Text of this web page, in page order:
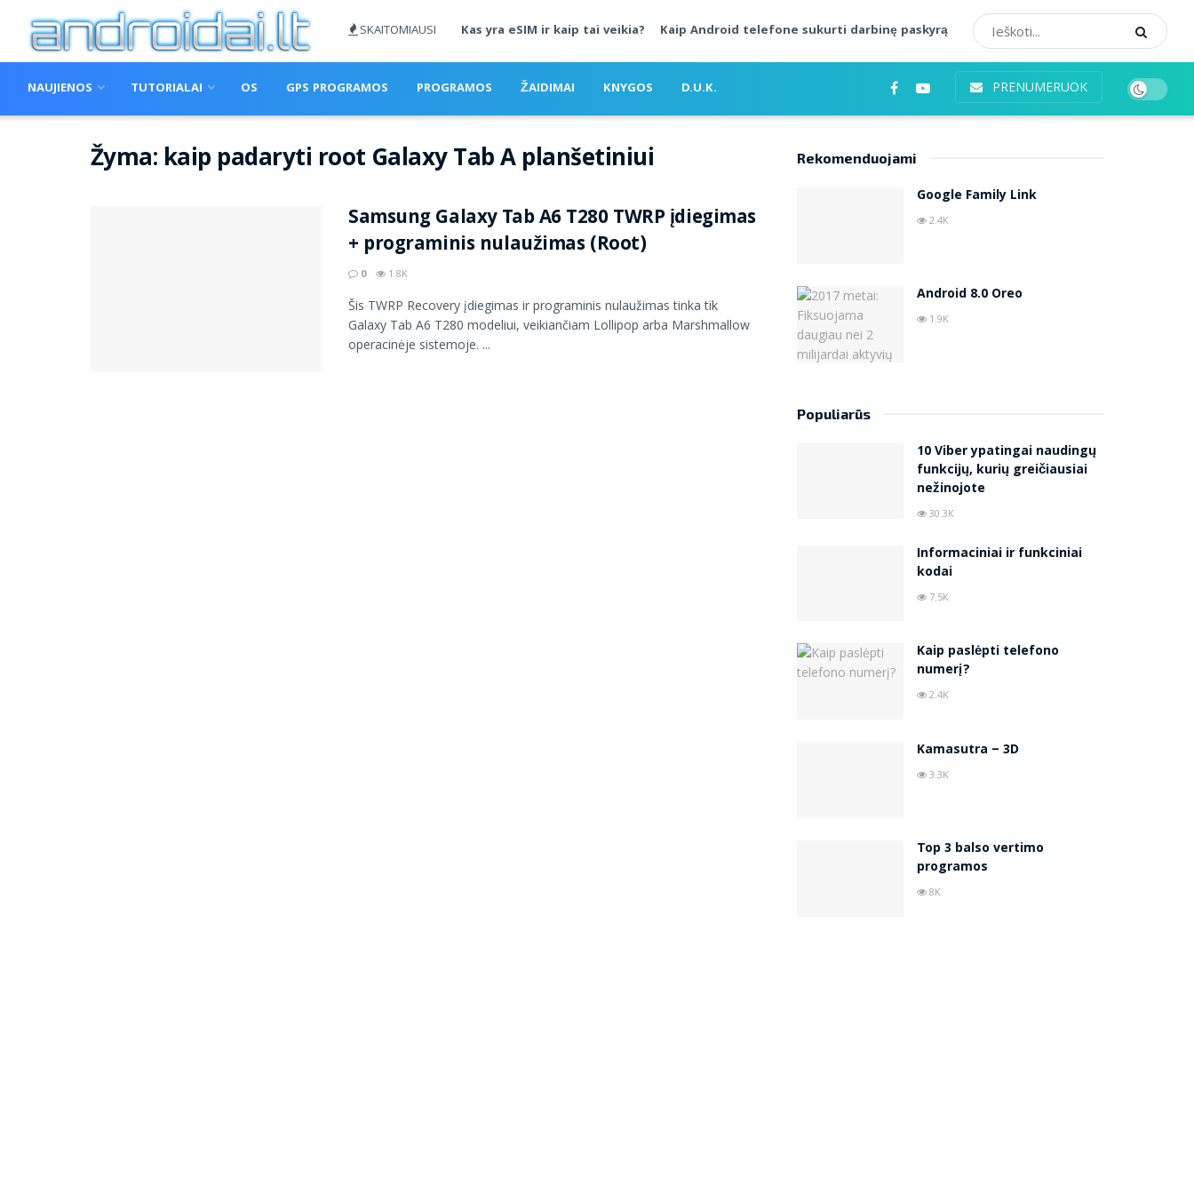
SKAITOMIAUSI Kas yra eSIM ir kaip tai veikia? Kaip Android telefone sukurti darbinę paskyrą
NAUJIENOS TUTORIALAI OS GPS PROGRAMOS PROGRAMOS ŽAIDIMAI KNYGOS D.U.K. PRENUMERUOK
Žyma: kaip padaryti root Galaxy Tab A planšetiniui
Samsung Galaxy Tab A6 T280 TWRP įdiegimas
+ programinis nulaužimas (Root)
0 1.8K
Šis TWRP Recovery įdiegimas ir programinis nulaužimas tinka tik
Galaxy Tab A6 T280 modeliui, veikiančiam Lollipop arba Marshmallow
operacinėje sistemoje. ...
Rekomenduojami
Google Family Link
2.4K
Android 8.0 Oreo
1.9K
Populiarūs
10 Viber ypatingai naudingų
funkcijų, kurių greičiausiai
nežinojote
30.3K
Informaciniai ir funkciniai
kodai
7.5K
Kaip paslėpti telefono
numerį?
2.4K
Kamasutra – 3D
3.3K
Top 3 balso vertimo
programos
8K